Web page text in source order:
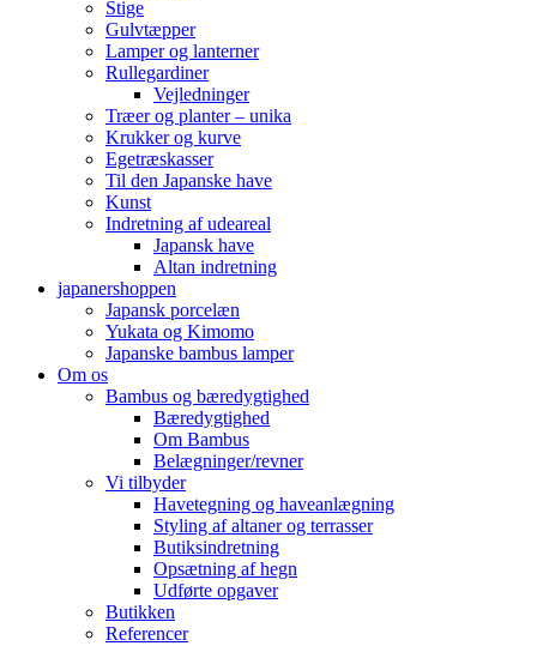
Stige
Gulvtæpper
Lamper og lanterner
Rullegardiner
Vejledninger
Træer og planter – unika
Krukker og kurve
Egetræskasser
Til den Japanske have
Kunst
Indretning af udeareal
Japansk have
Altan indretning
japanershoppen
Japansk porcelæn
Yukata og Kimomo
Japanske bambus lamper
Om os
Bambus og bæredygtighed
Bæredygtighed
Om Bambus
Belægninger/revner
Vi tilbyder
Havetegning og haveanlægning
Styling af altaner og terrasser
Butiksindretning
Opsætning af hegn
Udførte opgaver
Butikken
Referencer